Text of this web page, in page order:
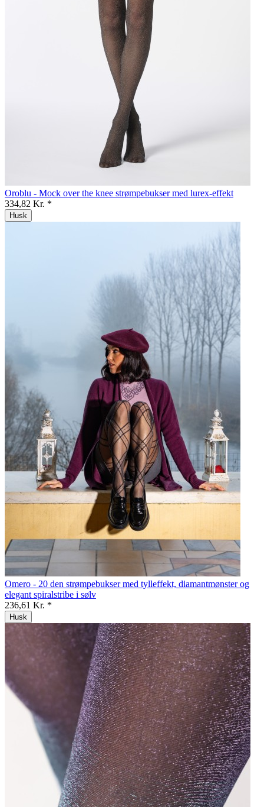
Oroblu - Mock over the knee strømpebukser med lurex-effekt
334,82 Kr. *
Husk
Omero - 20 den strømpebukser med tylleffekt, diamantmønster og
elegant spiralstribe i sølv
236,61 Kr. *
Husk